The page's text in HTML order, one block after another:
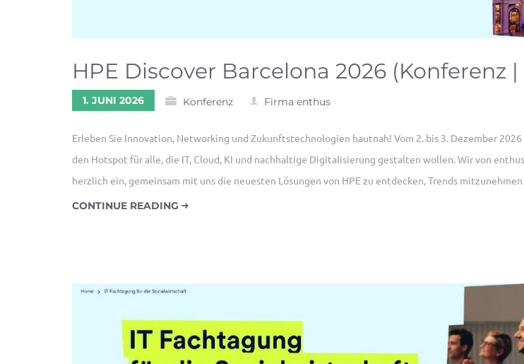
HPE Discover Barcelona 2026 (Konferenz
1. JUNI 2026 Konferenz Firma enthus
Erleben Sie Innovation, Networking und Zukunftstechnologien hautnah! Vom 2. bis 3. Dezember
den Hotspot für alle, die IT, Cloud, KI und nachhaltige Digitalisierung gestalten wollen. Wir von
herzlich ein, gemeinsam mit uns die neuesten Lösungen von HPE zu entdecken, Trends
CONTINUE READING